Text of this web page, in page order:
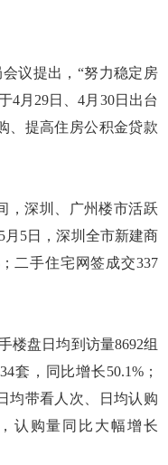
议提出，“努力稳定房
4月29日、4月30日出台
、提高住房公积金贷款
深圳、广州楼市活跃
月5日，深圳全市新建商
二手住宅网签成交337
盘日均到访量8692组
套，同比增长50.1%；
均带看人次、日均认购
认购量同比大幅增长